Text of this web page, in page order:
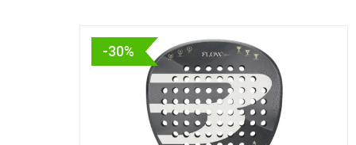
-30%